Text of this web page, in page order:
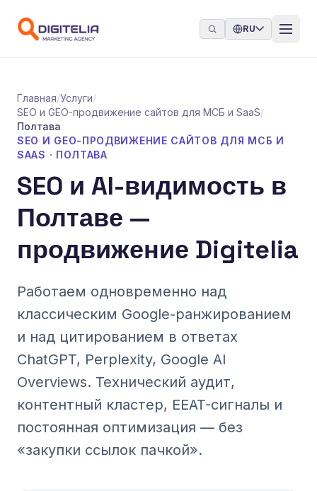
RU
Главная/Услуги/
SEO и GEO-продвижение сайтов для МСБ и SaaS/
Полтава
SEO И GEO-ПРОДВИЖЕНИЕ САЙТОВ ДЛЯ МСБ И
SAAS · ПОЛТАВА
SEO и AI-видимость в
Полтаве —
продвижение Digitelia
Работаем одновременно над
классическим Google-ранжированием
и над цитированием в ответах
ChatGPT, Perplexity, Google AI
Overviews. Технический аудит,
контентный кластер, EEAT-сигналы и
постоянная оптимизация — без
«закупки ссылок пачкой».